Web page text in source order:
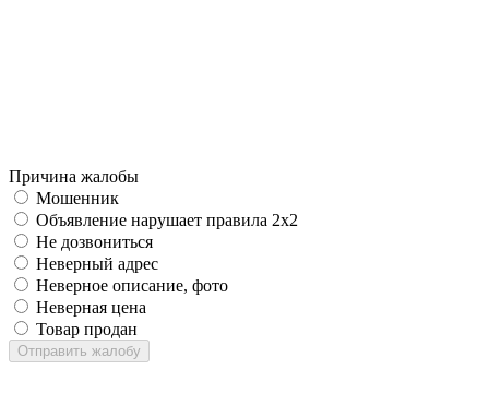
Причина жалобы
Мошенник
Объявление нарушает правила 2x2
Не дозвониться
Неверный адрес
Неверное описание, фото
Неверная цена
Товар продан
Отправить жалобу